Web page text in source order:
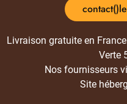
Livraison gratuite en
Verte
Nos fournisseurs
Site